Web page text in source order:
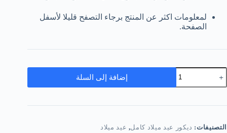
لمعلومات اكثر عن المنتج برجاء التصفح قليلا لأسفل
الصفحة.
كمية
مجموعه
عيد
بوس
إضافة إلى السلة
التصنيفات: ديكور عيد ميلاد كامل, عيد ميلاد